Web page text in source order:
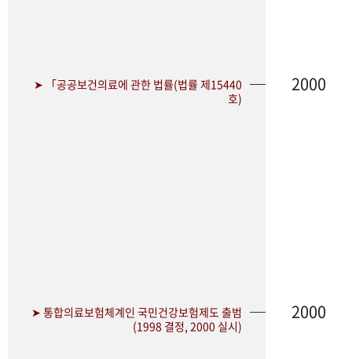
➤ 「공공보건의료에 관한 법률(법률 제15440
호)
2000
➤ 통합의료보험체계인 국민건강보험제도 출범
(1998 결정, 2000 실시)
2000